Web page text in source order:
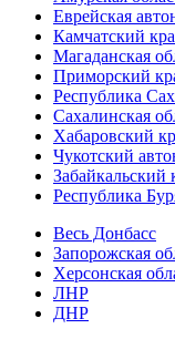
Еврейская
Камчатский
Магаданская
Приморский
Республика
Сахалинская
Хабаровский
Чукотский
Забайкальский
Республика
Весь Донбасс
Запорожская
Херсонская
ЛНР
ДНР